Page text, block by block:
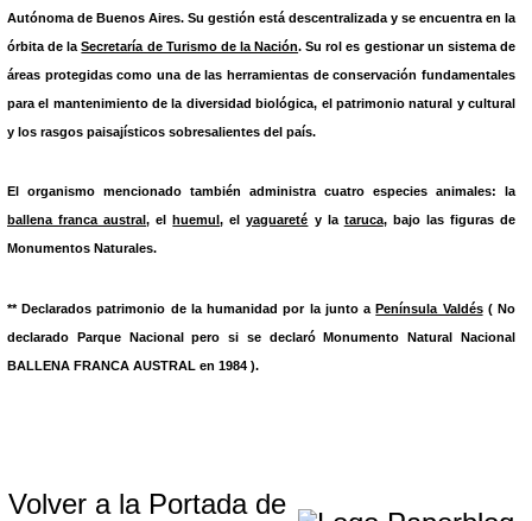
Autónoma de Buenos Aires. Su gestión está descentralizada y se encuentra en la
órbita de laSecretaría de Turismo de la Nación. Su rol es gestionar un sistema de
áreas protegidas como una de las herramientas de conservación fundamentales
para el mantenimiento de la diversidad biológica, el patrimonio natural y cultural
y los rasgos paisajísticos sobresalientes del país.
El organismo mencionado también administra cuatro especies animales: la
ballena franca austral, el huemul, elyaguareté y la taruca, bajo las figuras de
Monumentos Naturales.
** Declarados patrimonio de la humanidad por la junto aPenínsula Valdés( No
declarado Parque Nacional pero si se declaró Monumento Natural Nacional
BALLENA FRANCA AUSTRAL en 1984 ).
Volver a la Portada de